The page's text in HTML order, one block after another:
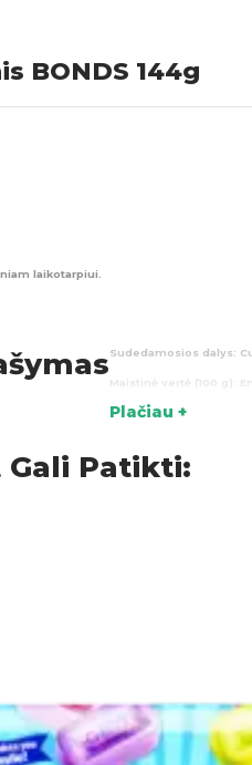
BONDS 144g
laikotarpiui.
Sudedamosios dalys:
Maistinė vertė (100 g):
Kilmės šalis:Kinija
KATEGORIJOS:
Plačiau +
Gali Patikti: